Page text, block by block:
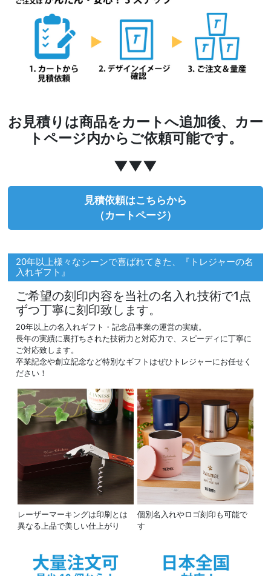
お見積りは商品をカートへ追加後、カー
トページ内からご依頼可能です。
▼▼▼
見積依頼はこちらから
（カートページ）
20年以上様々なシーンで喜ばれてきた、『トレジャーの名
入れギフト』
ご希望の刻印内容を当社の名入れ技術で1点
ずつ丁寧に刻印致します。
20年以上の名入れギフト・記念品事業の運営の実績。
長年の実績に裏打ちされた技術力と対応力で、スピーディに丁寧に
ご対応致します。
卒業記念や創立記念など特別なギフトはぜひトレジャーにお任せく
ださい！
レーザーマーキングは印刷とは
異なる上品で美しい仕上がり
個別名入れやロゴ刻印も可能で
す